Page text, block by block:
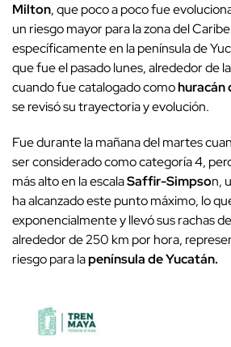
Milton, que poco a poco fue
un riesgo mayor para la zona del
específicamente en la península de
que fue el pasado lunes, alrededor de
cuando fue catalogado comohuracán
se revisó su trayectoria y evolución.
Fue durante la mañana del martes
ser considerado como categoría 4,
más alto en la escalaSaffir-Simpson,
ha alcanzado este punto máximo, lo
exponencialmente y llevó sus rachas
alrededor de 250 km por hora,
riesgo para lapenínsula de Yucatán.